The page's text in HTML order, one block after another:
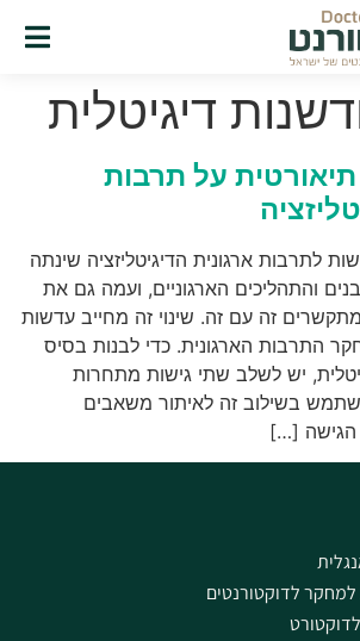
דיגיטלית
על תרבות
לתרבות ארגונית הדיגיטליזציה שינתה
והתהליכים הארגוניים, ועמה גם את
זה עם זה. שינוי זה מחייב עדשות
התרבות הארגונית. כדי לבנות בסיס
יש לשלב שתי גישות מתחרות
בשילוב זה לאיתור משאבים
הגישה […]
לדוקטורנטים